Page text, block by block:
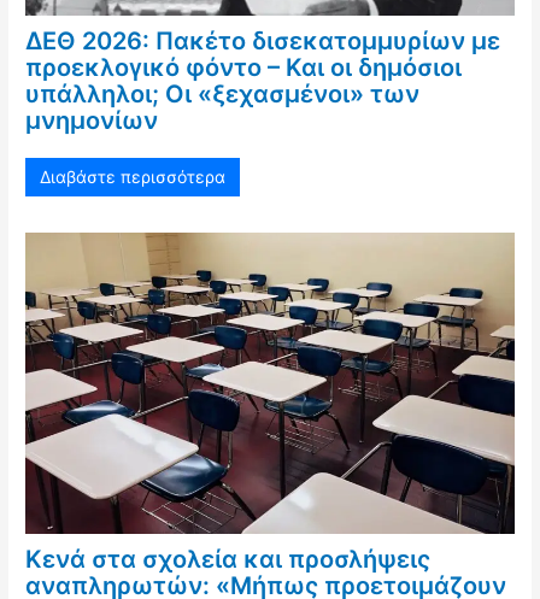
ΔΕΘ 2026: Πακέτο δισεκατομμυρίων με
προεκλογικό φόντο – Και οι δημόσιοι
υπάλληλοι; Οι «ξεχασμένοι» των
μνημονίων
Διαβάστε περισσότερα
Κενά στα σχολεία και προσλήψεις
αναπληρωτών: «Μήπως προετοιμάζουν